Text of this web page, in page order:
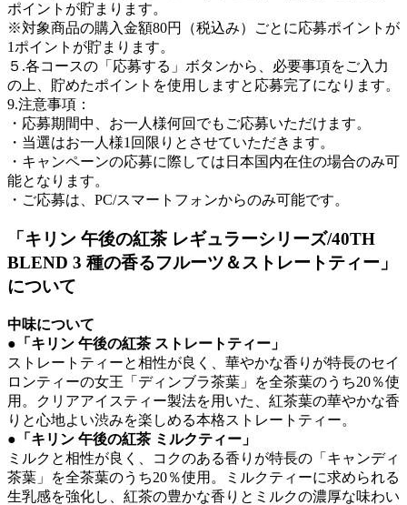
ポイントが貯まります。
※対象商品の購入金額80円（税込み）ごとに応募ポイントが
1ポイントが貯まります。
５.各コースの「応募する」ボタンから、必要事項をご入力
の上、貯めたポイントを使用しますと応募完了になります。
9.注意事項：
・応募期間中、お一人様何回でもご応募いただけます。
・当選はお一人様1回限りとさせていただきます。
・キャンペーンの応募に際しては日本国内在住の場合のみ可
能となります。
・ご応募は、PC/スマートフォンからのみ可能です。
「キリン 午後の紅茶 レギュラーシリーズ/40TH
BLEND 3 種の香るフルーツ＆ストレートティー」
について
中味について
●「キリン 午後の紅茶 ストレートティー」
ストレートティーと相性が良く、華やかな香りが特長のセイ
ロンティーの女王「ディンブラ茶葉」を全茶葉のうち20％使
用。クリアアイスティー製法を用いた、紅茶葉の華やかな香
りと心地よい渋みを楽しめる本格ストレートティー。
●「キリン 午後の紅茶 ミルクティー」
ミルクと相性が良く、コクのある香りが特長の「キャンディ
茶葉」を全茶葉のうち20％使用。ミルクティーに求められる
生乳感を強化し、紅茶の豊かな香りとミルクの濃厚な味わい